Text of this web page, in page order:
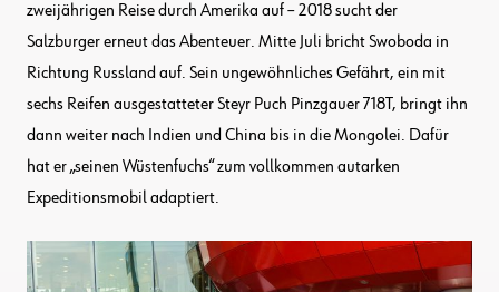
zweijährigen Reise durch Amerika auf – 2018 sucht der
Salzburger erneut das Abenteuer. Mitte Juli bricht Swoboda in
Richtung Russland auf. Sein ungewöhnliches Gefährt, ein mit
sechs Reifen ausgestatteter Steyr Puch Pinzgauer 718T, bringt ihn
dann weiter nach Indien und China bis in die Mongolei. Dafür
hat er „seinen Wüstenfuchs“ zum vollkommen autarken
Expeditionsmobil adaptiert.